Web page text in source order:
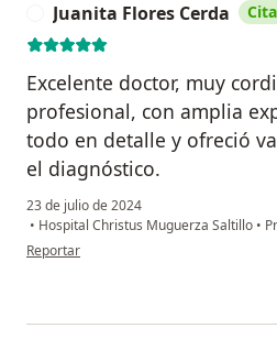
Juanita Flores Cerda
Excelente doctor, muy
profesional, con amplia
todo en detalle y ofreció
el diagnóstico.
23 de julio de 2024
• Hospital Christus Muguerza Saltillo •
en opinión del usuario Juanita Flores Cerda
Reportar